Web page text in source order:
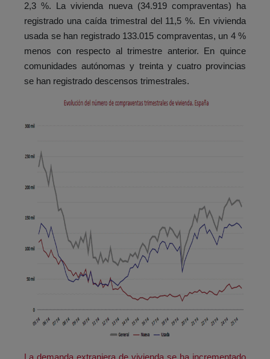
2,3 %. La vivienda nueva (34.919 compraventas) ha
registrado una caída trimestral del 11,5 %. En vivienda
usada se han registrado 133.015 compraventas, un 4 %
menos con respecto al trimestre anterior. En quince
comunidades autónomas y treinta y cuatro provincias
se han registrado descensos trimestrales.
La demanda extranjera de vivienda se ha incrementado